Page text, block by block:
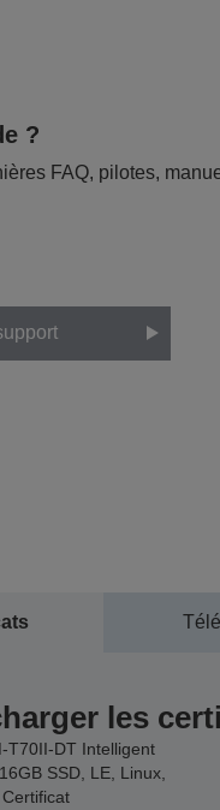
?
FAQ, pilotes,
les
T70II-DT Intelligent
SSD, LE, Linux,